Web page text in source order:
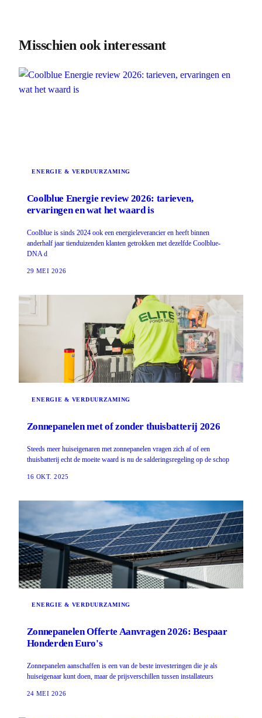
Misschien ook interessant
ENERGIE & VERDUURZAMING
Coolblue Energie review 2026: tarieven,
ervaringen en wat het waard is
Coolblue is sinds 2024 ook een energieleverancier en heeft binnen
anderhalf jaar tienduizenden klanten getrokken met dezelfde Coolblue-
DNA d
29 MEI 2026
ENERGIE & VERDUURZAMING
Zonnepanelen met of zonder thuisbatterij 2026
Steeds meer huiseigenaren met zonnepanelen vragen zich af of een
thuisbatterij echt de moeite waard is nu de salderingsregeling op de schop
16 OKT. 2025
ENERGIE & VERDUURZAMING
Zonnepanelen Offerte Aanvragen 2026: Bespaar
Honderden Euro's
Zonnepanelen aanschaffen is een van de beste investeringen die je als
huiseigenaar kunt doen, maar de prijsverschillen tussen installateurs
24 MEI 2026